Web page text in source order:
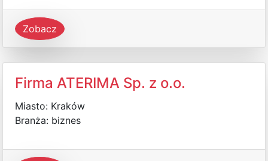
Zobacz
Firma ATERIMA Sp. z o.o.
Miasto: Kraków
Branża: biznes